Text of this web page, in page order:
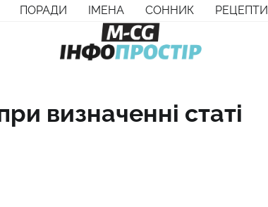
ПОРАДИ ІМЕНА СОННИК РЕЦЕПТИ
визначенні статі